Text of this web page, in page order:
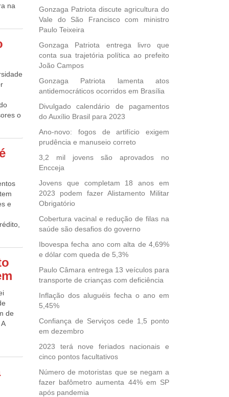
dos
a
–
na
da
o
fase
é
–
no
100
o
e
de
no
às
de
O
Gonzaga Patriota discute agricultura do
Vale do São Francisco com ministro
Paulo Teixeira
Gonzaga Patriota entrega livro que
conta sua trajetória política ao prefeito
João Campos
Gonzaga Patriota lamenta atos
antidemocráticos ocorridos em Brasília
Divulgado calendário de pagamentos
do Auxílio Brasil para 2023
Ano-novo: fogos de artifício exigem
prudência e manuseio correto
3,2 mil jovens são aprovados no
Encceja
Jovens que completam 18 anos em
2023 podem fazer Alistamento Militar
Obrigatório
Cobertura vacinal e redução de filas na
saúde são desafios do governo
Ibovespa fecha ano com alta de 4,69%
e dólar com queda de 5,3%
Paulo Câmara entrega 13 veículos para
transporte de crianças com deficiência
Inflação dos aluguéis fecha o ano em
5,45%
Confiança de Serviços cede 1,5 ponto
em dezembro
2023 terá nove feriados nacionais e
cinco pontos facultativos
Número de motoristas que se negam a
fazer bafômetro aumenta 44% em SP
após pandemia